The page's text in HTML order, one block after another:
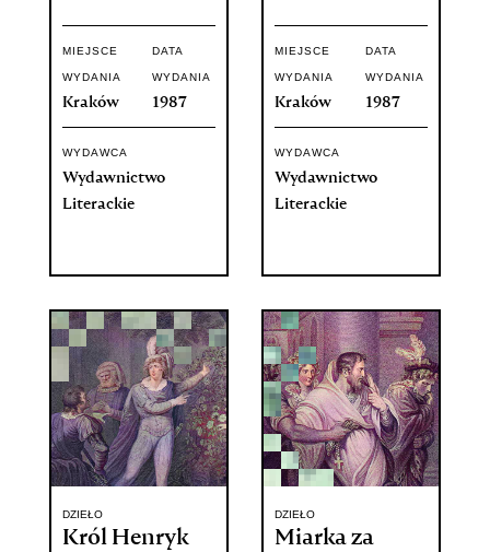
MIEJSCE
WYDANIA
Kraków
DATA
WYDANIA
1987
WYDAWCA
Wydawnictwo
Literackie
MIEJSCE
WYDANIA
Kraków
DATA
WYDANIA
1987
WYDAWCA
Wydawnictwo
Literackie
DZIEŁO
Król Henryk
DZIEŁO
Miarka za